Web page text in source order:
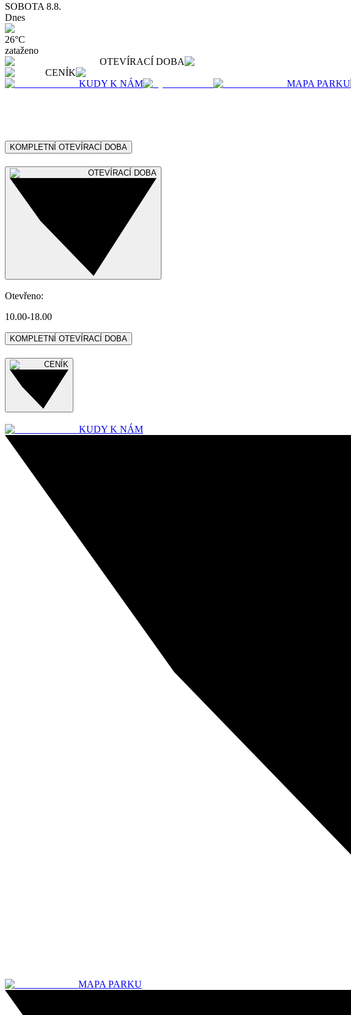
SOBOTA 8.8.
Dnes
26°C
zataženo
OTEVÍRACÍ DOBA
CENÍK
KUDY K NÁM
MAPA PARKU
KOMPLETNÍ OTEVÍRACÍ DOBA
OTEVÍRACÍ DOBA
Otevřeno:
10.00-18.00
KOMPLETNÍ OTEVÍRACÍ DOBA
CENÍK
KUDY K NÁM
MAPA PARKU